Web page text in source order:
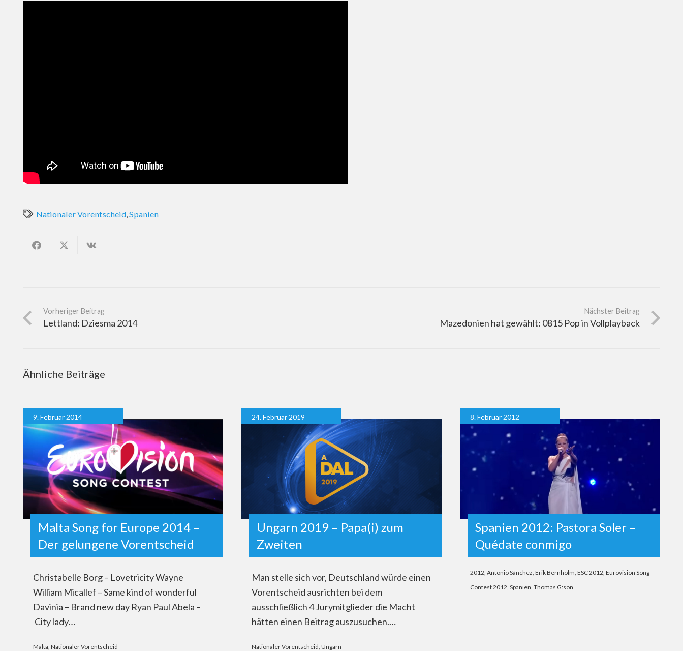
Nationaler Vorentscheid,Spanien
Vorheriger Beitrag
Lettland: Dziesma 2014
Nächster Beitrag
Mazedonien hat gewählt: 0815 Pop in Vollplayback
Ähnliche Beiträge
9. Februar 2014
Malta Song for Europe 2014 –
Der gelungene Vorentscheid
Christabelle Borg – Lovetricity Wayne
William Micallef – Same kind of wonderful
Davinia – Brand new day Ryan Paul Abela –
City lady…
Malta Nationaler Vorentscheid
24. Februar 2019
Ungarn 2019 – Papa(i) zum
Zweiten
Man stelle sich vor, Deutschland würde einen
Vorentscheid ausrichten bei dem
ausschließlich 4 Jurymitglieder die Macht
hätten einen Beitrag auszusuchen.…
Nationaler Vorentscheid Ungarn
8. Februar 2012
Spanien 2012: Pastora Soler –
Quédate conmigo
2012 Antonio Sánchez Erik Bernholm ESC 2012 Eurovision Song
Contest 2012 Spanien Thomas G:son